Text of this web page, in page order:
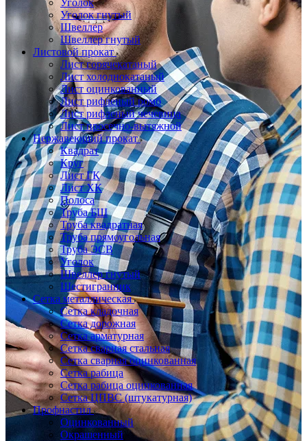
Уголок
Уголок гнутый
Швеллер
Швеллер гнутый
Листовой прокат
Лист горячекатаный
Лист холоднокатаный
Лист оцинкованный
Лист рифленый ромб
Лист рифленый чечевица
Лист просечно-вытяжной
Нержавеющий прокат
Квадрат
Круг
Лист ГК
Лист ХК
Полоса
Труба БШ
Труба квадратная
Труба прямоугольная
Труба ЭСВ
Уголок
Швеллер гнутый
Шестигранник
Сетка металлическая
Сетка кладочная
Сетка дорожная
Сетка арматурная
Сетка сварная стальная
Сетка сварная оцинкованная
Сетка рабица
Сетка рабица оцинкованная
Сетка ЦПВС (штукатурная)
Профнастил
Оцинкованный
Окрашенный